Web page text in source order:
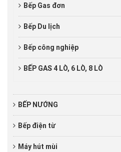
Bếp Gas đơn
Bếp Du lịch
Bếp công nghiệp
BẾP GAS 4 LÒ, 6 LÒ, 8 LÒ
BẾP NƯỚNG
Bếp điện từ
Máy hút mùi